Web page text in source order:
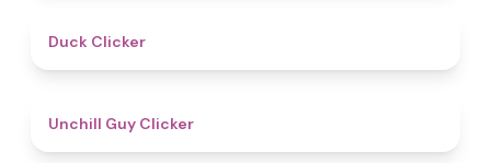
Duck Clicker
Unchill Guy Clicker